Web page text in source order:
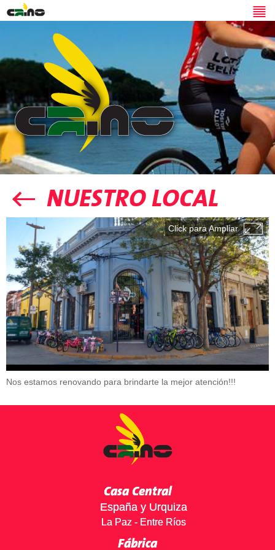
NUESTRO LOCAL
Nos estamos renovando para brindarte la mejor atención!!!
Casa Central
España y Urquiza
La Paz - Entre Ríos
Fábrica